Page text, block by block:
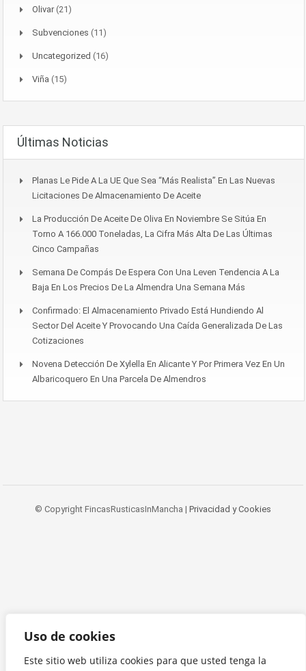
Uso de cookies
Este sitio web utiliza cookies para que usted tenga la
Olivar(21)
Subvenciones (11)
Uncategorized (16)
Viña (15)
Últimas Noticias
Planas Le Pide A La UE Que Sea “más Realista” En Las Nuevas
Licitaciones De Almacenamiento De Aceite
La Producción De Aceite De Oliva En Noviembre Se Sitúa En
Torno A 166.000 Toneladas, La Cifra Más Alta De Las Últimas
Cinco Campañas
Semana De Compás De Espera Con Una Leven Tendencia A La
Baja En Los Precios De La Almendra Una Semana Más
Confirmado: El Almacenamiento Privado Está Hundiendo Al
Sector Del Aceite Y Provocando Una Caída Generalizada De Las
Cotizaciones
Novena Detección De Xylella En Alicante Y Por Primera Vez En Un
Albaricoquero En Una Parcela De Almendros
© Copyright FincasRusticasInMancha | Privacidad y Cookies